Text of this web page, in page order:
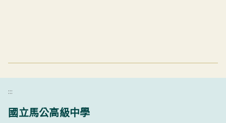
:::
國立馬公高級中學